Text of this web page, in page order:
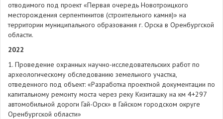
отводимого под проект «Первая очередь Новотроицкого
месторождения серпентинитов (строительного камня)» на
территории муниципального образования г. Орска в Оренбургской
области.
2022
1. Проведение охранных научно-исследовательских работ по
археологическому обследованию земельного участка,
отведенного под объект: «Разработка проектной документации по
капитальному ремонту моста через реку Кизиташку на км 4+297
автомобильной дороги Гай-Орск» в Гайском городском округе
Оренбургской области»